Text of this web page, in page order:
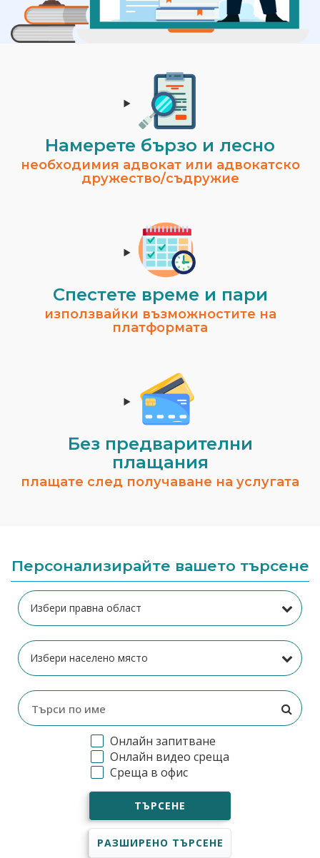
Намерете бързо и лесно
необходимия адвокат или адвокатско
дружество/съдружие
Спестeте време и пари
използвайки възможностите на
платформата
Без предварителни
плащания
плащате след получаване на услугата
Персонализирайте вашето търсене
Онлайн запитване
Онлайн видео среща
Среща в офис
ТЪРСЕНЕ
РАЗШИРЕНО ТЪРСЕНЕ